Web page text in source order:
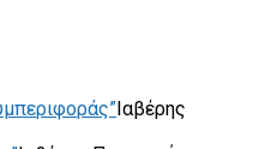
Ιαβέρης